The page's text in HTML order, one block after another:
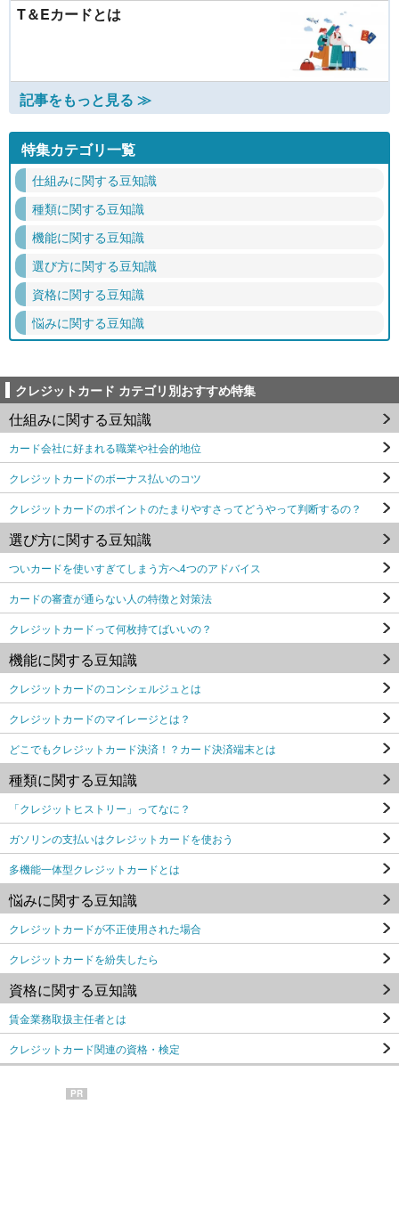
T＆Eカードとは
記事をもっと見る ≫
特集カテゴリ一覧
仕組みに関する豆知識
種類に関する豆知識
機能に関する豆知識
選び方に関する豆知識
資格に関する豆知識
悩みに関する豆知識
クレジットカード カテゴリ別おすすめ特集
仕組みに関する豆知識
カード会社に好まれる職業や社会的地位
クレジットカードのボーナス払いのコツ
クレジットカードのポイントのたまりやすさってどうやって判断するの？
選び方に関する豆知識
ついカードを使いすぎてしまう方へ4つのアドバイス
カードの審査が通らない人の特徴と対策法
クレジットカードって何枚持てばいいの？
機能に関する豆知識
クレジットカードのコンシェルジュとは
クレジットカードのマイレージとは？
どこでもクレジットカード決済！？カード決済端末とは
種類に関する豆知識
「クレジットヒストリー」ってなに？
ガソリンの支払いはクレジットカードを使おう
多機能一体型クレジットカードとは
悩みに関する豆知識
クレジットカードが不正使用された場合
クレジットカードを紛失したら
資格に関する豆知識
賃金業務取扱主任者とは
クレジットカード関連の資格・検定
PR